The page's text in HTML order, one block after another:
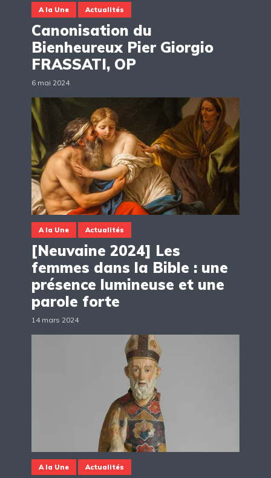
A la Une Actualités
Canonisation du
Bienheureux Pier Giorgio
FRASSATI, OP
6 mai 2024
A la Une Actualités
[Neuvaine 2024] Les
femmes dans la Bible : une
présence lumineuse et une
parole forte
14 mars 2024
A la Une Actualités